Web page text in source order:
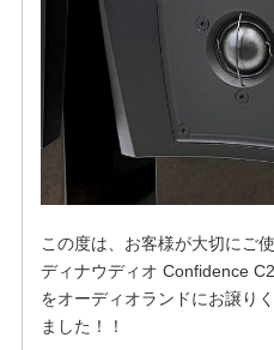
この度は、お客様が大切にご
ディナウディオ Confidence
をオーディオランドにお譲り
ました！！